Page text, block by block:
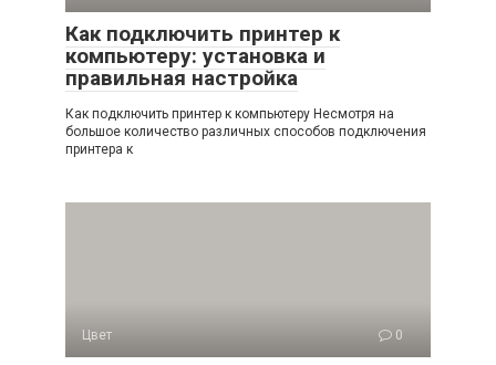
Как подключить принтер к
компьютеру: установка и
правильная настройка
Как подключить принтер к компьютеру Несмотря на
большое количество различных способов подключения
принтера к
Цвет 0